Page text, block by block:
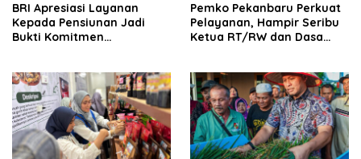
BRI Apresiasi Layanan
Kepada Pensiunan Jadi
Bukti Komitmen
Pemko Pekanbaru Perkuat
Pelayanan, Hampir Seribu
Ketua RT/RW dan Dasa